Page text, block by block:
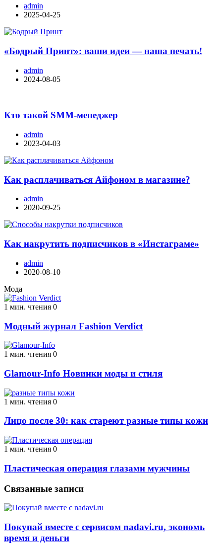
admin
2025-04-25
«Бодрый Принт»: ваши идеи — наша печать!
admin
2024-08-05
Кто такой SMM-менеджер
admin
2023-04-03
Как расплачиваться Айфоном в магазине?
admin
2020-09-25
Как накрутить подписчиков в «Инстаграме»
admin
2020-08-10
Мода
1 мин. чтения 0
Модный журнал Fashion Verdict
1 мин. чтения 0
Glamour-Info Новинки моды и стиля
1 мин. чтения 0
Лицо после 30: как стареют разные типы кожи
1 мин. чтения 0
Пластическая операция глазами мужчины
Связанные записи
Покупай вместе с сервисом nadavi.ru, экономь
время и деньги